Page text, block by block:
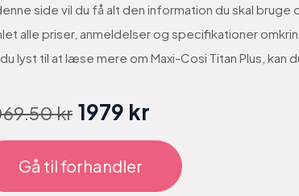
side vil du få alt den information du skal bruge
alle priser, anmeldelser og specifikationer
lyst til at læse mere om Maxi-Cosi Titan Plus, kan
kr 1979 kr
Gå til forhandler